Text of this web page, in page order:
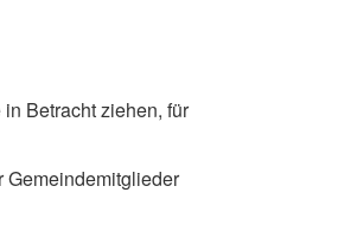
Betracht ziehen, für
Gemeindemitglieder